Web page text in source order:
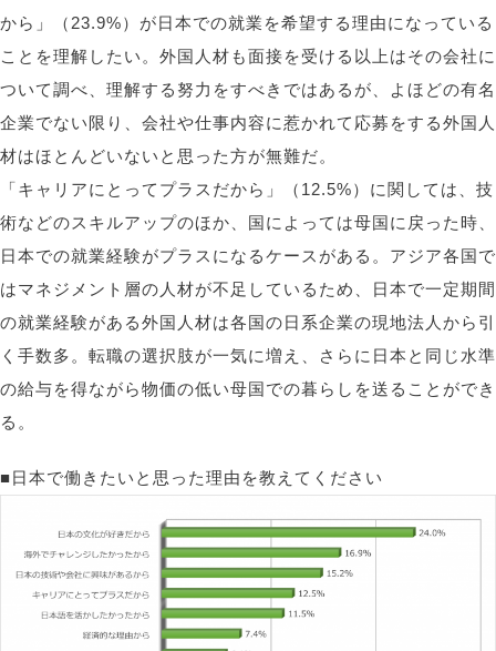
から」（23.9%）が日本での就業を希望する理由になっている
ことを理解したい。外国人材も面接を受ける以上はその会社に
ついて調べ、理解する努力をすべきではあるが、よほどの有名
企業でない限り、会社や仕事内容に惹かれて応募をする外国人
材はほとんどいないと思った方が無難だ。
「キャリアにとってプラスだから」（12.5%）に関しては、技
術などのスキルアップのほか、国によっては母国に戻った時、
日本での就業経験がプラスになるケースがある。アジア各国で
はマネジメント層の人材が不足しているため、日本で一定期間
の就業経験がある外国人材は各国の日系企業の現地法人から引
く手数多。転職の選択肢が一気に増え、さらに日本と同じ水準
の給与を得ながら物価の低い母国での暮らしを送ることができ
る。
■日本で働きたいと思った理由を教えてください